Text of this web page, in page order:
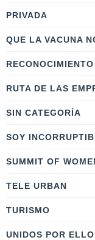
PRIVADA
QUE LA VACUNA
RECONOCIMIENTO
RUTA DE LAS
SIN CATEGORÍA
SOY
SUMMIT OF
TELE URBAN
TURISMO
UNIDOS POR